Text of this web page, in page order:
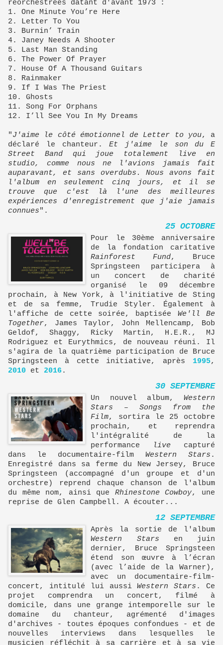
réorchestrées datant d'avant 1973 :
1. One Minute You’re Here
2. Letter To You
3. Burnin’ Train
4. Janey Needs A Shooter
5. Last Man Standing
6. The Power Of Prayer
7. House Of A Thousand Guitars
8. Rainmaker
9. If I Was The Priest
10. Ghosts
11. Song For Orphans
12. I’ll See You In My Dreams
"J'aime le côté émotionnel de Letter to you, a
déclaré le chanteur.Et j'aime le son du E
Street Band qui joue totalement live en
studio, comme nous ne l'avions jamais fait
auparavant, et sans overdubs. Nous avons fait
l'album en seulement cinq jours, et il se
trouve que c'est là l'une des meilleures
expériences d'enregistrement que j'aie jamais
connues".
25 OCTOBRE
Pour le 30ème anniversaire
de la fondation caritative
Rainforest Fund, Bruce
Springsteen participera à
un concert de charité
organisé le 09 décembre
prochain, à New York, à l'initiative de Sting
et de sa femme, Trudie Styler. Également à
l'affiche de cette soirée, baptisée We'll Be
Together, James Taylor, John Mellencamp, Bob
Geldof, Shaggy, Ricky Martin, H.E.R., MJ
Rodriguez et Eurythmics, de nouveau réuni. Il
s'agira de la quatrième participation de Bruce
Springsteen à cette initiative, après 1995,
2010 et 2016 .
30 SEPTEMBRE
Un nouvel album, Western
Stars – Songs from the
Film, sortira le 25 octobre
prochain, et reprendra
l'intégralité de la
performance
live capturé
dans le documentaire-film Western Stars .
Enregistré dans sa ferme du New Jersey, Bruce
Springsteen (accompagné d'un groupe et d'un
orchestre) reprend chaque chanson de l'album
du même nom, ainsi que Rhinestone Cowboy, une
reprise de Glen Campbell. A écouter...
12 SEPTEMBRE
Après la sortie de l'album
Western Stars en juin
dernier, Bruce Springsteen
étend son œuvre à l’écran
(avec l’aide de la Warner),
avec un documentaire-film-
concert, intitulé lui aussiWestern Stars . Ce
projet comprendra un concert, filmé à
domicile, dans une grange intemporelle sur le
domaine du chanteur, agrémenté d'images
d'archives - toutes époques confondues - et de
nouvelles interviews dans lesquelles le
musicien réfléchit à sa carrière et à sa vie